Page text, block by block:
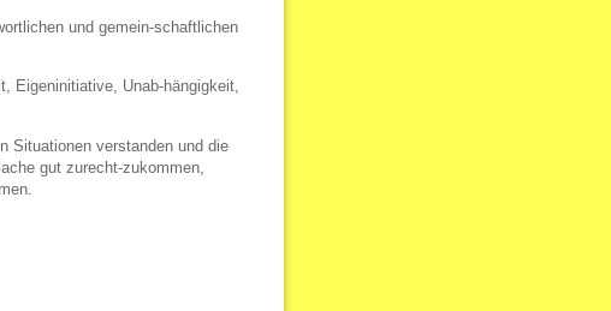
und gemein-schaftlichen
Eigeninitiative, Unab-hängigkeit,
Situationen verstanden und die
gut zurecht-zukommen,